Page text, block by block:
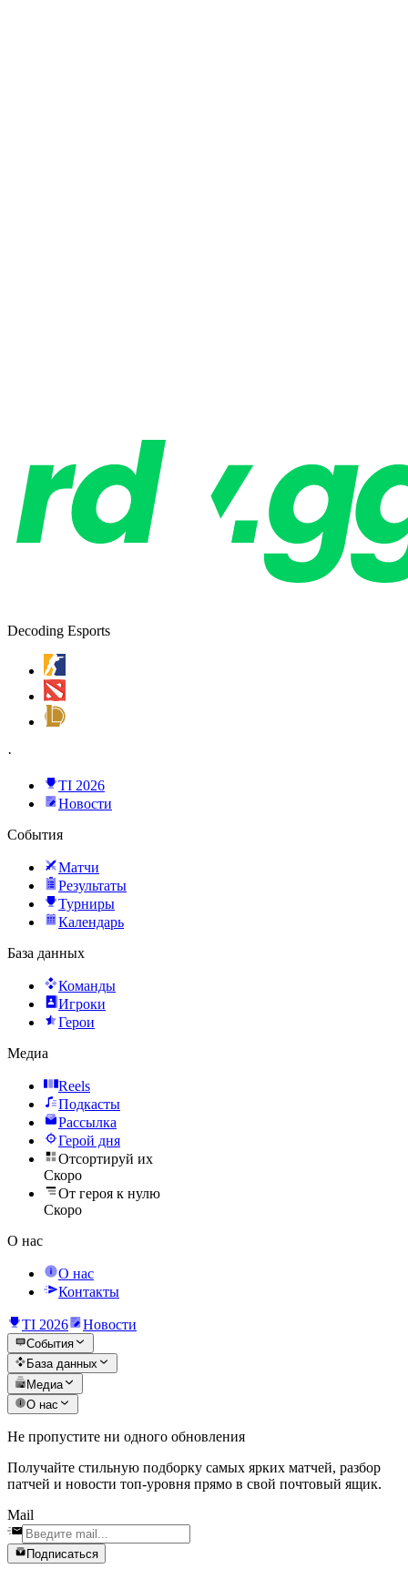
Decoding Esports
·
TI 2026
Новости
События
Матчи
Результаты
Турниры
Календарь
База данных
Команды
Игроки
Герои
Медиа
Reels
Подкасты
Рассылка
Герой дня
Отсортируй их
Скоро
От героя к нулю
Скоро
О нас
О нас
Контакты
TI 2026 Новости
События
База данных
Медиа
О нас
Не пропустите ни одного обновления
Получайте стильную подборку самых ярких матчей, разбор
патчей и новости топ-уровня прямо в свой почтовый ящик.
Mail
Подписаться